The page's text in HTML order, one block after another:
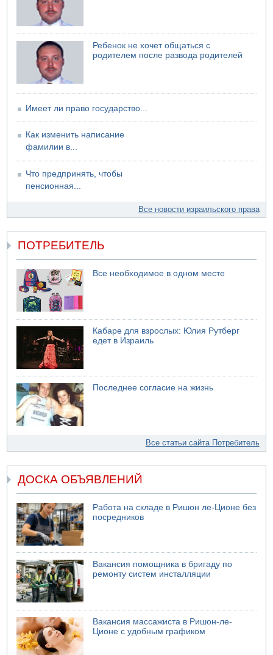
Ребенок не хочет общаться с
родителем после развода родителей
Имеет ли право государство...
Как изменить написание
фамилии в...
Что предпринять, чтобы
пенсионная...
Все новости израильского права
ПОТРЕБИТЕЛЬ
Все необходимое в одном месте
Кабаре для взрослых: Юлия Рутберг
едет в Израиль
Последнее согласие на жизнь
Все статьи сайта Потребитель
ДОСКА ОБЪЯВЛЕНИЙ
Работа на складе в Ришон ле-Ционе без
посредников
Вакансия помощника в бригаду по
ремонту систем инсталляции
Вакансия массажиста в Ришон-ле-
Ционе с удобным графиком